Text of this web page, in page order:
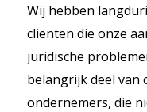
Wij hebben
cliënten die onze
juridische
belangrijk deel van
ondernemers, die